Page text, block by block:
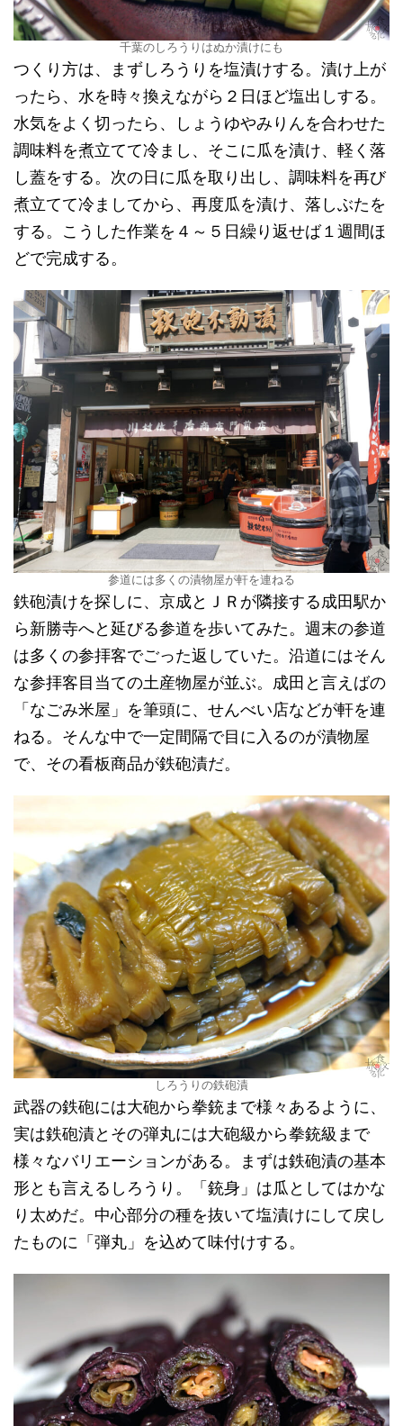
千葉のしろうりはぬか漬けにも
つくり方は、まずしろうりを塩漬けする。漬け上が
ったら、水を時々換えながら２日ほど塩出しする。
水気をよく切ったら、しょうゆやみりんを合わせた
調味料を煮立てて冷まし、そこに瓜を漬け、軽く落
し蓋をする。次の日に瓜を取り出し、調味料を再び
煮立てて冷ましてから、再度瓜を漬け、落しぶたを
する。こうした作業を４～５日繰り返せば１週間ほ
どで完成する。
参道には多くの漬物屋が軒を連ねる
鉄砲漬けを探しに、京成とＪＲが隣接する成田駅か
ら新勝寺へと延びる参道を歩いてみた。週末の参道
は多くの参拝客でごった返していた。沿道にはそん
な参拝客目当ての土産物屋が並ぶ。成田と言えばの
「なごみ米屋」を筆頭に、せんべい店などが軒を連
ねる。そんな中で一定間隔で目に入るのが漬物屋
で、その看板商品が鉄砲漬だ。
しろうりの鉄砲漬
武器の鉄砲には大砲から拳銃まで様々あるように、
実は鉄砲漬とその弾丸には大砲級から拳銃級まで
様々なバリエーションがある。まずは鉄砲漬の基本
形とも言えるしろうり。「銃身」は瓜としてはかな
り太めだ。中心部分の種を抜いて塩漬けにして戻し
たものに「弾丸」を込めて味付けする。